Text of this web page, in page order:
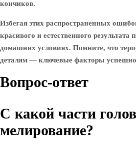
кончиков.
Избегая этих распространенных
красивого и естественного
домашних условиях. Помните, что
деталям — ключевые факторы
Вопрос-ответ
С какой части
мелирование?